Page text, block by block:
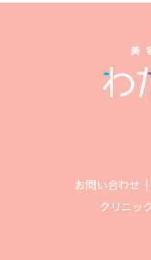
お問い合わせ
クリニッ